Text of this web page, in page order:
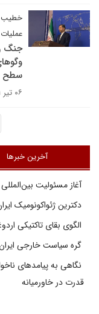
خطیب
جنگ
سطح
۰۶ تیر ۱۴۰۱
آخرین خبرها
آغاز مسئولیت بین‌المللی
دکترین ژئواکونومیک
الگوی بقای تاکتیکی
گره سیاست خارجی
نگاهی به پیامدهای
قدرت در خاورمیانه